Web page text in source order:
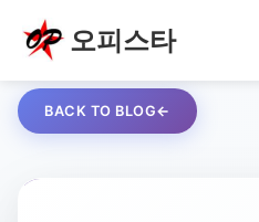
오피스타
BACK TO BLOG